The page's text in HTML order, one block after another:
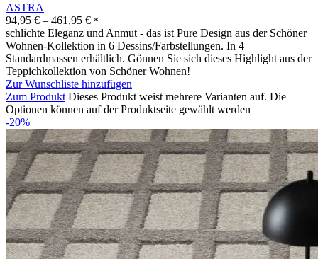
ASTRA
94,95 € – 461,95 € *
schlichte Eleganz und Anmut - das ist Pure Design aus der Schöner
Wohnen-Kollektion in 6 Dessins/Farbstellungen. In 4
Standardmassen erhältlich. Gönnen Sie sich dieses Highlight aus der
Teppichkollektion von Schöner Wohnen!
Zur Wunschliste hinzufügen
Zum Produkt Dieses Produkt weist mehrere Varianten auf. Die
Optionen können auf der Produktseite gewählt werden
-20%